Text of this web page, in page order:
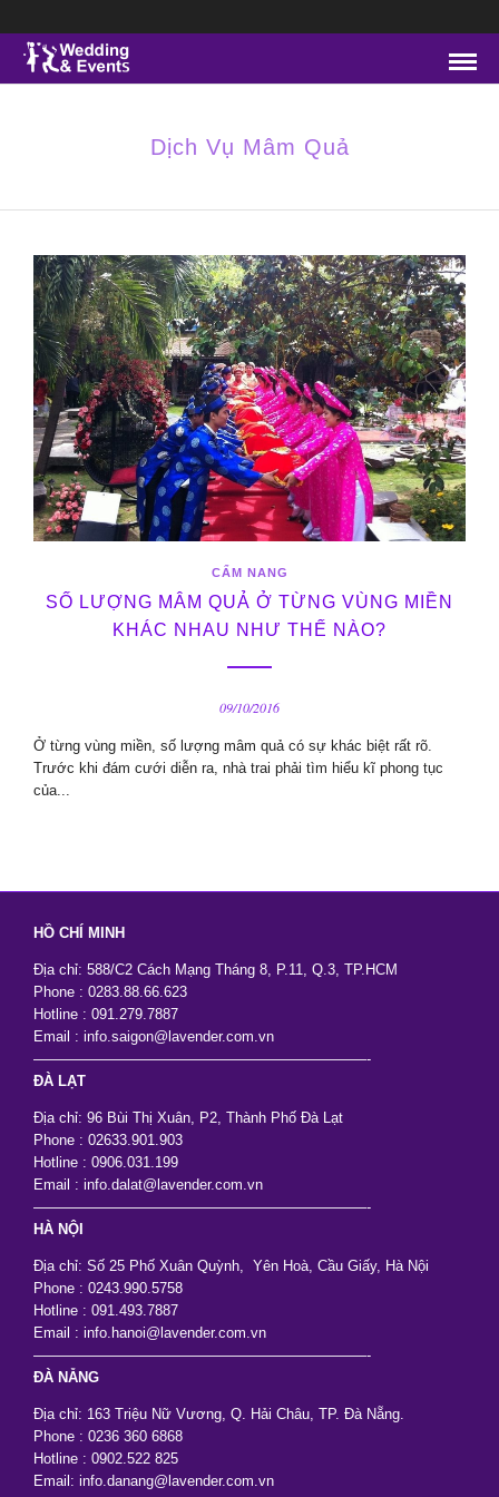
Dịch Vụ Mâm Quả
CẨM NANG
SỐ LƯỢNG MÂM QUẢ Ở TỪNG VÙNG MIỀN
KHÁC NHAU NHƯ THẾ NÀO?
09/10/2016
Ở từng vùng miền, số lượng mâm quả có sự khác biệt rất rõ.
Trước khi đám cưới diễn ra, nhà trai phải tìm hiểu kĩ phong tục
của...
HỒ CHÍ MINH
Địa chỉ: 588/C2 Cách Mạng Tháng 8, P.11, Q.3, TP.HCM
Phone : 0283.88.66.623
Hotline : 091.279.7887
Email : info.saigon@lavender.com.vn
———————————————————————-
ĐÀ LẠT
Địa chỉ: 96 Bùi Thị Xuân, P2, Thành Phố Đà Lạt
Phone : 02633.901.903
Hotline : 0906.031.199
Email : info.dalat@lavender.com.vn
———————————————————————-
HÀ NỘI
Địa chỉ: Số 25 Phố Xuân Quỳnh, Yên Hoà, Cầu Giấy, Hà Nội
Phone : 0243.990.5758
Hotline : 091.493.7887
Email : info.hanoi@lavender.com.vn
———————————————————————-
ĐÀ NẴNG
Địa chỉ: 163 Triệu Nữ Vương, Q. Hải Châu, TP. Đà Nẵng.
Phone : 0236 360 6868
Hotline : 0902.522 825
Email: info.danang@lavender.com.vn